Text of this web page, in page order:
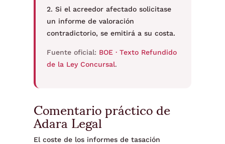
2. Si el acreedor afectado solicitase
un informe de valoración
contradictorio, se emitirá a su costa.
Fuente oficial: BOE · Texto Refundido
de la Ley Concursal.
Comentario práctico de
Adara Legal
El coste de los informes de tasación